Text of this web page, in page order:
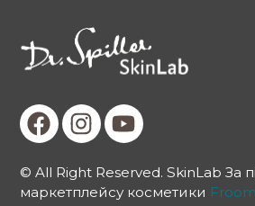
© All Right Reserved. SkinLab За
маркетплейсу косметики